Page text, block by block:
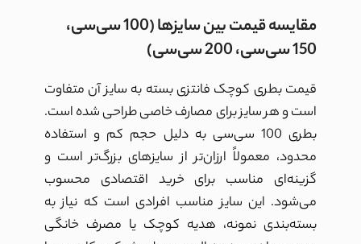
مقایسه قیمت بین سایزها (100 سی‌سی،
150 سی‌سی، 200 سی‌سی)
قیمت بطری کوچک فانتزی بسته به سایز آن متفاوت
است و هر سایز برای مصارف خاصی طراحی شده است.
بطری 100 سی‌سی به دلیل حجم کم و استفاده
محدود، معمولاً ارزان‌تر از سایزهای بزرگ‌تر است و
گزینه‌ای مناسب برای خرید اقتصادی محسوب
می‌شود. این سایز مناسب افرادی است که نیاز به
بسته‌بندی نمونه، هدیه کوچک یا مصرف خانگی